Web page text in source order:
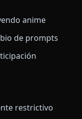
anime
de prompts
restrictivo